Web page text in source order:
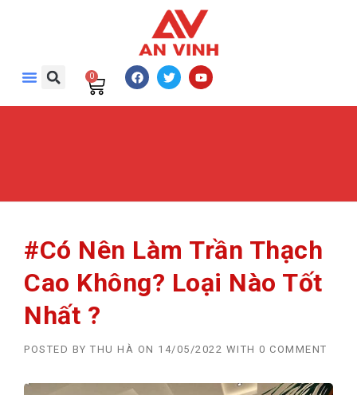
0
#Có Nên Làm Trần Thạch
Cao Không? Loại Nào Tốt
Nhất ?
POSTED BY THU HÀ ON 14/05/2022 WITH 0 COMMENT